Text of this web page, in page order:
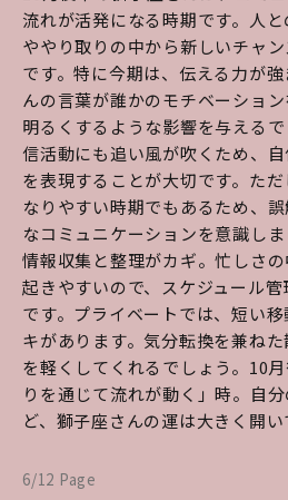
流れが活発になる時期です。人
ややり取りの中から新しいチャ
です。特に今期は、伝える力が
んの言葉が誰かのモチベーショ
明るくするような影響を与える
信活動にも追い風が吹くため、
を表現することが大切です。た
なりやすい時期でもあるため、
なコミュニケーションを意識しま
情報収集と整理がカギ。忙しさ
起きやすいので、スケジュール
です。プライベートでは、短い
キがあります。気分転換を兼ね
を軽くしてくれるでしょう。10
りを通じて流れが動く」時。自
ど、獅子座さんの運は大きく開い
6/12 Page